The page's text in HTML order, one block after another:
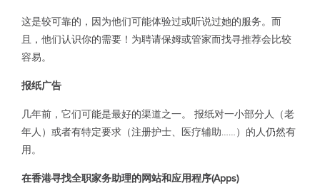
这是较可靠的，因为他们可能体验过或听说过她的服务。而
且，他们认识你的需要！为聘请保姆或管家而找寻推荐会比较
容易。
报纸广告
几年前，它们可能是最好的渠道之一。 报纸对一小部分人（老
年人）或者有特定要求（注册护士、医疗辅助……）的人仍然有
用。
在香港寻找全职家务助理的网站和应用程序(Apps)